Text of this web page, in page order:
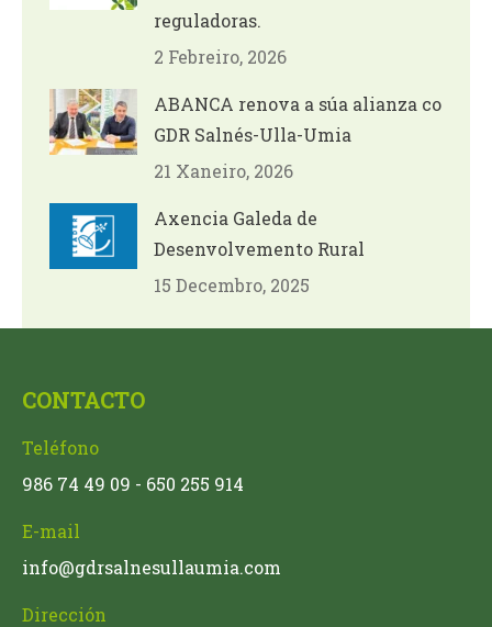
reguladoras.
2 Febreiro, 2026
ABANCA renova a súa alianza co
GDR Salnés-Ulla-Umia
21 Xaneiro, 2026
Axencia Galeda de
Desenvolvemento Rural
15 Decembro, 2025
CONTACTO
Teléfono
986 74 49 09 - 650 255 914
E-mail
info@gdrsalnesullaumia.com
Dirección